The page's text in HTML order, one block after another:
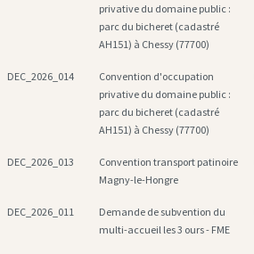
privative du domaine public :
parc du bicheret (cadastré
AH151) à Chessy (77700)
DEC_2026_014
Convention d'occupation
privative du domaine public :
parc du bicheret (cadastré
AH151) à Chessy (77700)
DEC_2026_013
Convention transport patinoire
Magny-le-Hongre
DEC_2026_011
Demande de subvention du
multi-accueil les 3 ours - FME